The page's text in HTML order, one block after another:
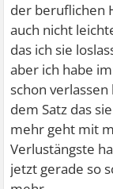
der beruflichen
auch nicht
das ich sie
aber ich habe
schon verlassen
dem Satz das
mehr geht mit
Verlustängste
jetzt gerade so